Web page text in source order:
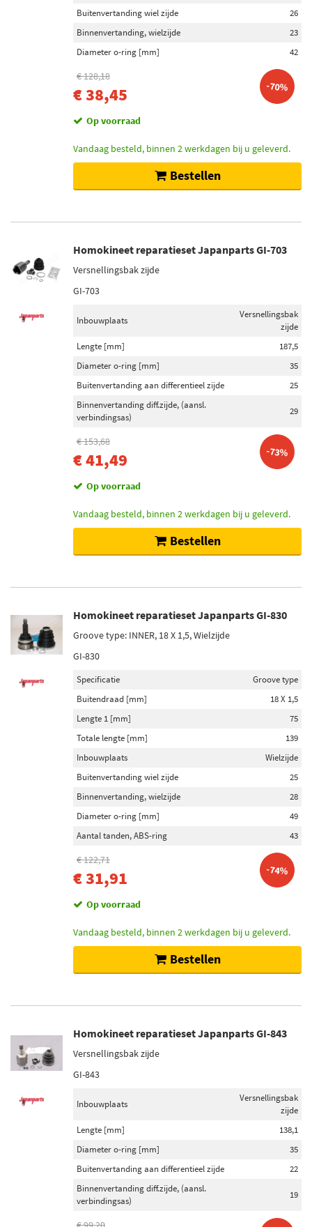
Buitenvertanding wiel zijde
26
Binnenvertanding, wielzijde
23
Diameter o-ring [mm]
42
€ 128,18
€ 38,45 -70%
Op voorraad
Vandaag besteld, binnen 2 werkdagen bij u geleverd.
Bestellen
Homokineet reparatieset Japanparts GI-703
Versnellingsbak zijde
GI-703
Inbouwplaats
Versnellingsbak
zijde
Lengte [mm]
187,5
Diameter o-ring [mm]
35
Buitenvertanding aan differentieel zijde
25
Binnenvertanding diff.zijde, (aansl.
verbindingsas)
29
€ 153,68
€ 41,49 -73%
Op voorraad
Vandaag besteld, binnen 2 werkdagen bij u geleverd.
Bestellen
Homokineet reparatieset Japanparts GI-830
Groove type: INNER, 18 X 1,5, Wielzijde
GI-830
Specificatie
Groove type
Buitendraad [mm]
18 X 1,5
Lengte 1 [mm]
75
Totale lengte [mm]
139
Inbouwplaats
Wielzijde
Buitenvertanding wiel zijde
25
Binnenvertanding, wielzijde
28
Diameter o-ring [mm]
49
Aantal tanden, ABS-ring
43
€ 122,71
€ 31,91 -74%
Op voorraad
Vandaag besteld, binnen 2 werkdagen bij u geleverd.
Bestellen
Homokineet reparatieset Japanparts GI-843
Versnellingsbak zijde
GI-843
Inbouwplaats
Versnellingsbak
zijde
Lengte [mm]
138,1
Diameter o-ring [mm]
35
Buitenvertanding aan differentieel zijde
22
Binnenvertanding diff.zijde, (aansl.
verbindingsas)
19